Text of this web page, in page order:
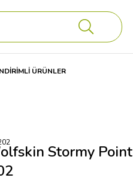
ÜRÜNLER
Stormy